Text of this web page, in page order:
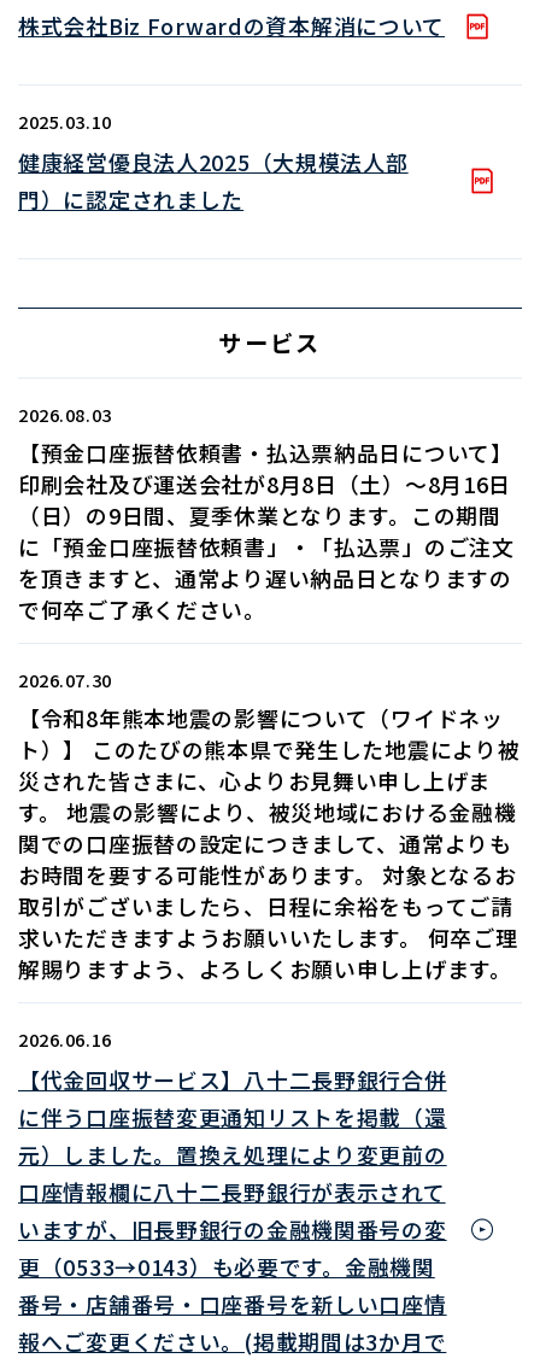
株式会社Biz Forwardの資本解消について
2025.03.10
健康経営優良法人2025（大規模法人部
門）に認定されました
サービス
2026.08.03
【預金口座振替依頼書・払込票納品日について】
印刷会社及び運送会社が8月8日（土）～8月16日
（日）の9日間、夏季休業となります。この期間
に「預金口座振替依頼書」・「払込票」のご注文
を頂きますと、通常より遅い納品日となりますの
で何卒ご了承ください。
2026.07.30
【令和8年熊本地震の影響について（ワイドネッ
ト）】 このたびの熊本県で発生した地震により被
災された皆さまに、心よりお見舞い申し上げま
す。 地震の影響により、被災地域における金融機
関での口座振替の設定につきまして、通常よりも
お時間を要する可能性があります。 対象となるお
取引がございましたら、日程に余裕をもってご請
求いただきますようお願いいたします。 何卒ご理
解賜りますよう、よろしくお願い申し上げます。
2026.06.16
【代金回収サービス】八十二長野銀行合併
に伴う口座振替変更通知リストを掲載（還
元）しました。置換え処理により変更前の
口座情報欄に八十二長野銀行が表示されて
いますが、旧長野銀行の金融機関番号の変
更（0533→0143）も必要です。金融機関
番号・店舗番号・口座番号を新しい口座情
報へご変更ください。(掲載期間は3か月で